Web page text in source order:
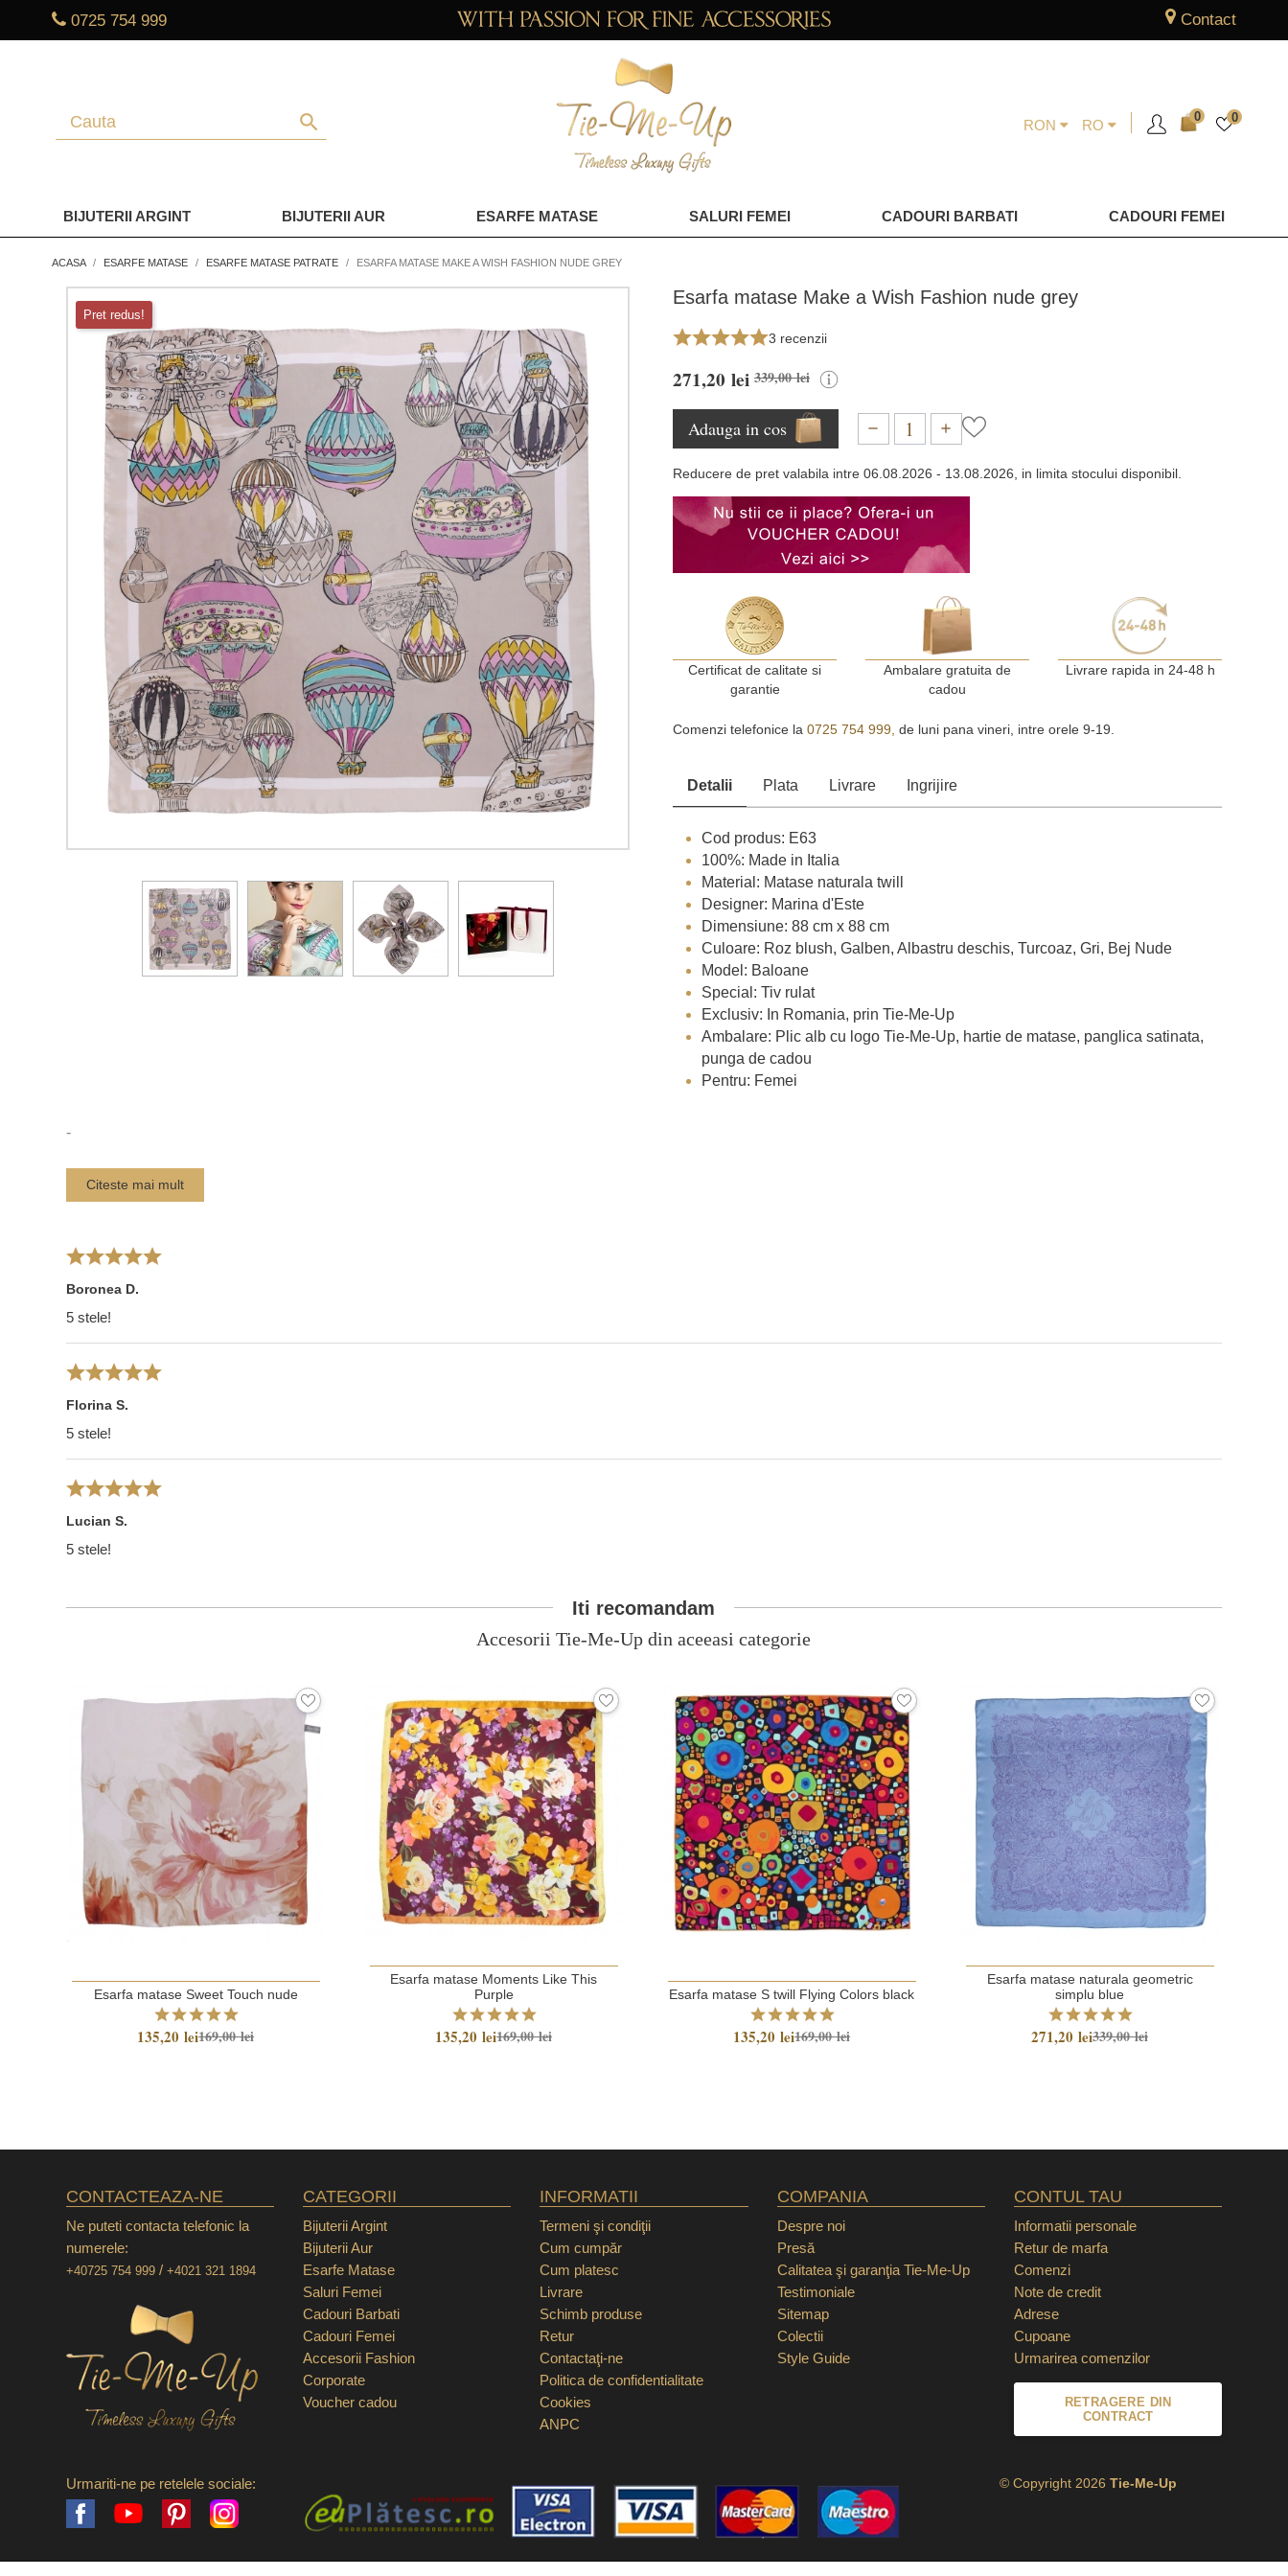
0725 754 999 Contact
search RON RO
0 0
BIJUTERII ARGINT BIJUTERII AUR ESARFE MATASE SALURI FEMEI CADOURI BARBATI CADOURI FEMEI
ACASA ESARFE MATASE ESARFE MATASE PATRATE ESARFA MATASE MAKE A WISH FASHION NUDE GREY
Pret redus!
Esarfa matase Make a Wish Fashion nude grey
3 recenzii
271,20 lei 339,00 lei
Adauga in cos
Reducere de pret valabila intre 06.08.2026 - 13.08.2026, in limita stocului disponibil.
Certificat de calitate si
garantie
Ambalare gratuita de
cadou
Livrare rapida in 24-48 h
Comenzi telefonice la 0725 754 999, de luni pana vineri, intre orele 9-19.
Detalii Plata Livrare Ingrijire
Cod produs: E63
100%: Made in Italia
Material: Matase naturala twill
Designer: Marina d'Este
Dimensiune: 88 cm x 88 cm
Culoare: Roz blush, Galben, Albastru deschis, Turcoaz, Gri, Bej Nude
Model: Baloane
Special: Tiv rulat
Exclusiv: In Romania, prin Tie-Me-Up
Ambalare: Plic alb cu logo Tie-Me-Up, hartie de matase, panglica satinata,
punga de cadou
Pentru: Femei
-
Citeste mai mult
Boronea D.
5 stele!
Florina S.
5 stele!
Lucian S.
5 stele!
Iti recomandam
Accesorii Tie-Me-Up din aceeasi categorie
Esarfa matase Sweet Touch nude
135,20 lei169,00 lei
Esarfa matase Moments Like This
Purple
135,20 lei169,00 lei
Esarfa matase S twill Flying Colors black
135,20 lei169,00 lei
Esarfa matase naturala geometric
simplu blue
271,20 lei339,00 lei
CONTACTEAZA-NE
Ne puteti contacta telefonic la
numerele:
+40725 754 999/ +4021 321 1894
CATEGORII
Bijuterii Argint
Bijuterii Aur
Esarfe Matase
Saluri Femei
Cadouri Barbati
Cadouri Femei
Accesorii Fashion
Corporate
Voucher cadou
INFORMATII
Termeni şi condiţii
Cum cumpăr
Cookies
Livrare
Cum platesc
Retur
Politica de confidentialitate
Schimb produse
Contactaţi-ne
ANPC
COMPANIA
Despre noi
Presă
Calitatea şi garanţia Tie-Me-Up
Testimoniale
Sitemap
Colectii
Style Guide
CONTUL TAU
Informatii personale
Retur de marfa
Comenzi
Note de credit
Adrese
Cupoane
Urmarirea comenzilor
RETRAGERE DIN
CONTRACT
Urmariti-ne pe retelele sociale:
FacebookYouTube PinterestInstagram
© Copyright 2026Tie-Me-Up